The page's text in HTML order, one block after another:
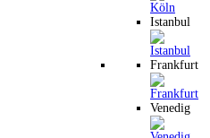
Istanbul
Frankfurt
Venedig